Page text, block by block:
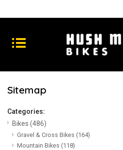
Bikes
Goods
Gift Cards
Sitemap
Categories:
Bikes (486)
Gravel & Cross Bikes (164)
Mountain Bikes (118)